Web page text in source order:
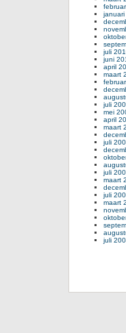
januari
juli
juni
april
maart
juli
mei
april
maart
juli
juli
maart
juli
maart
juli